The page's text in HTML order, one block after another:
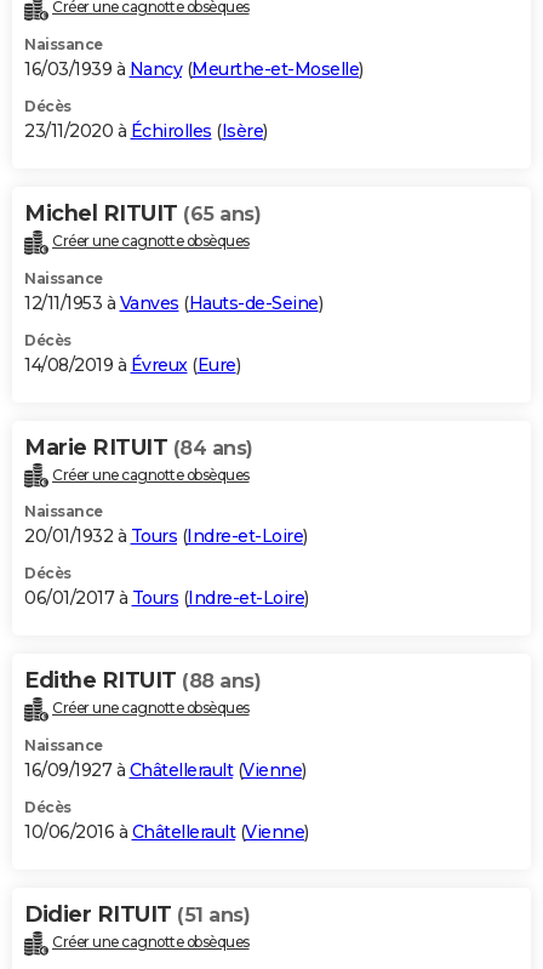
Créer une cagnotte obsèques
Naissance
16/03/1939 à Nancy(Meurthe-et-Moselle)
Décès
23/11/2020 à Échirolles (Isère)
Michel RITUIT (65 ans)
Créer une cagnotte obsèques
Naissance
12/11/1953 à Vanves (Hauts-de-Seine)
Décès
14/08/2019 à Évreux (Eure)
Marie RITUIT (84 ans)
Créer une cagnotte obsèques
Naissance
20/01/1932 à Tours (Indre-et-Loire)
Décès
06/01/2017 à Tours (Indre-et-Loire)
Edithe RITUIT (88 ans)
Créer une cagnotte obsèques
Naissance
16/09/1927 à Châtellerault(Vienne)
Décès
10/06/2016 à Châtellerault(Vienne)
Didier RITUIT (51 ans)
Créer une cagnotte obsèques